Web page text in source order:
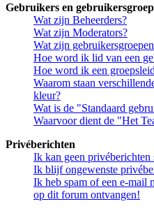
Gebruikers en
Wat zijn Beheerders?
Wat zijn Moderators?
Wat zijn
Hoe word ik lid van een
Hoe word ik een
Waarom staan
kleur?
Wat is de "Standaard
Waarvoor dient de "Het
Privéberichten
Ik kan geen privéberichten
Ik blijf ongewenste
Ik heb spam of een e-mail
op dit forum ontvangen!